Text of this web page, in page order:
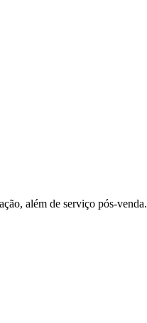
além de serviço pós-venda.